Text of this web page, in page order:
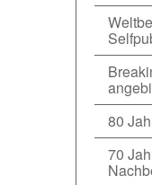
80
70